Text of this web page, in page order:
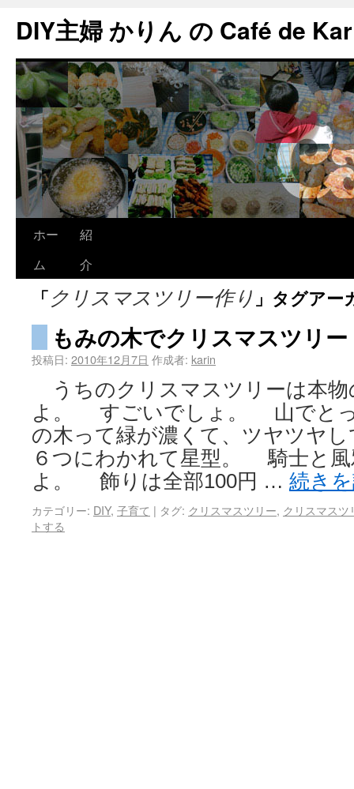
DIY主婦 かりん の Café de
ホー
ム
紹
介
「 クリスマスツリー作り 」タグアー
もみの木でクリスマスツリー
投稿日: 2010年12月7日 作成者: karin
うちのクリスマスツリーは本物
よ。 すごいでしょ。 山でと
の木って緑が濃くて、ツヤツヤ
６つにわかれて星型。 騎士と風
よ。 飾りは全部100円 … 続き
カテゴリー: DIY, 子育て | タグ: クリスマスツリー, クリスマスツ
トする